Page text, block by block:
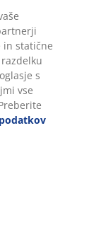
spletnega
podatke o
Google, Meta
o namenih si
in
S klikom